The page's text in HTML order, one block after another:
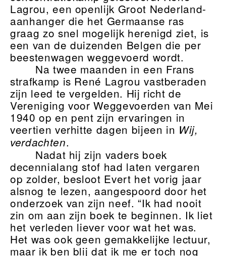
Lagrou, een openlijk Groot Nederland-
aanhanger die het Germaanse ras
graag zo snel mogelijk herenigd ziet, is
een van de duizenden Belgen die per
beestenwagen weggevoerd wordt.
Na twee maanden in een Frans
strafkamp is René Lagrou vastberaden
zijn leed te vergelden. Hij richt de
Vereniging voor Weggevoerden van Mei
1940 op en pent zijn ervaringen in
veertien verhitte dagen bijeen in Wij,
verdachten.
Nadat hij zijn vaders boek
decennialang stof had laten vergaren
op zolder, besloot Evert het vorig jaar
alsnog te lezen, aangespoord door het
onderzoek van zijn neef. “Ik had nooit
zin om aan zijn boek te beginnen. Ik liet
het verleden liever voor wat het was.
Het was ook geen gemakkelijke lectuur,
maar ik ben blij dat ik me er toch nog